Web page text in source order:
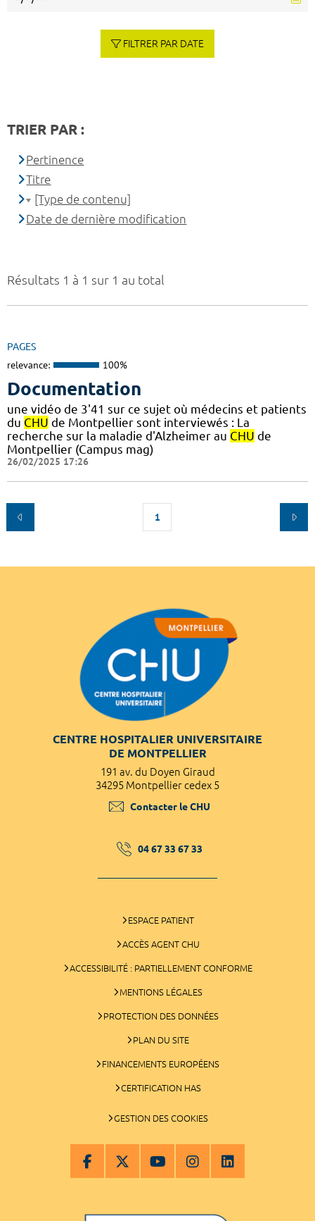
Résultats 1 à 1 sur 1 au total
PAGES
relevance: 100%
Documentation
une vidéo de 3'41 sur ce sujet où médecins et patients
du CHU de Montpellier sont interviewés : La
recherche sur la maladie d'Alzheimer au CHU de
Montpellier (Campus mag)
26/02/2025 17:26
1
FILTRER PAR DATE
TRIER PAR :
Pertinence
Titre
[Type de contenu]
Date de dernière modification
CENTRE HOSPITALIER UNIVERSITAIRE
DE MONTPELLIER
191 av. du Doyen Giraud
34295 Montpellier cedex 5
Contacter le CHU
04 67 33 67 33
ESPACE PATIENT
ACCÈS AGENT CHU
ACCESSIBILITÉ : PARTIELLEMENT CONFORME
MENTIONS LÉGALES
PROTECTION DES DONNÉES
PLAN DU SITE
FINANCEMENTS EUROPÉENS
CERTIFICATION HAS
GESTION DES COOKIES